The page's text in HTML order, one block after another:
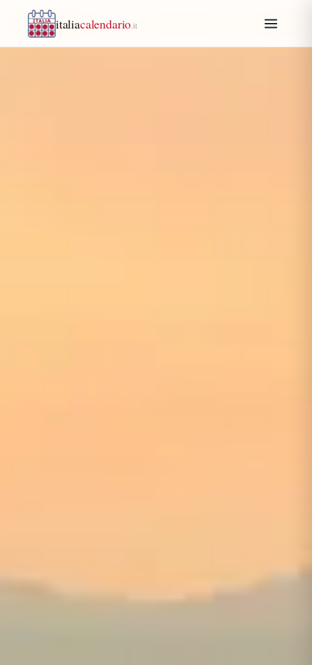
italiacalendario .it